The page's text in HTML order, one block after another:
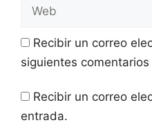
Recibir un correo
siguientes
Recibir un correo
entrada.